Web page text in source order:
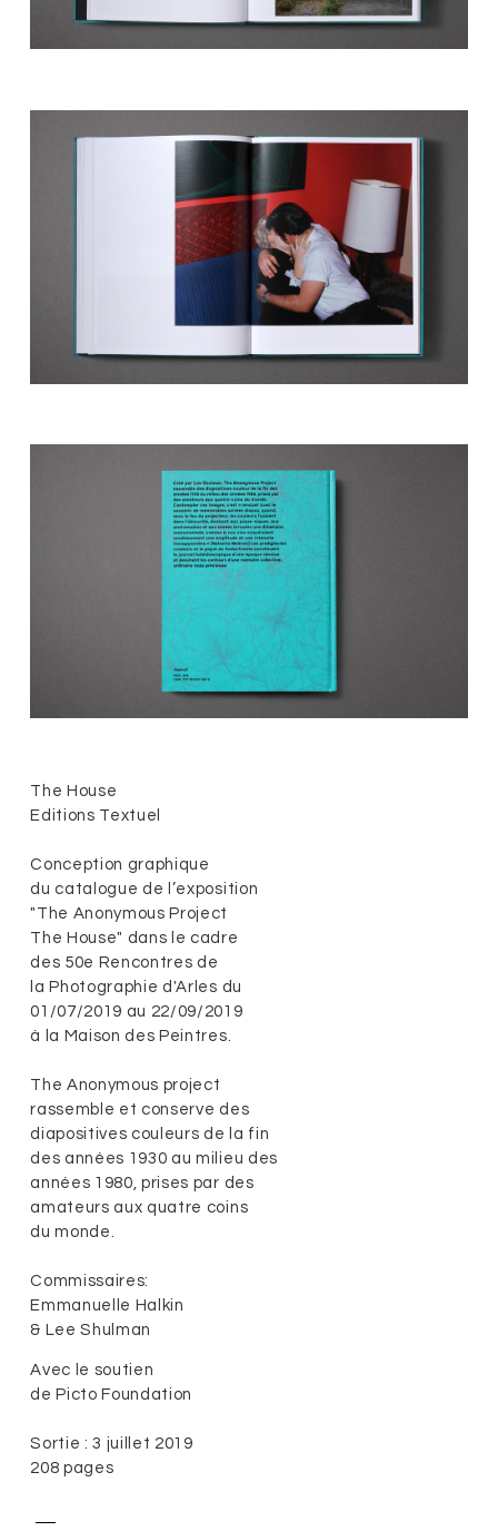
The House
Editions Textuel
Conception graphique
du catalogue de l’exposition
"The Anonymous Project
The House" dans le cadre
des 50e Rencontres de
la Photographie d'Arles du
01/07/2019 au 22/09/2019
à la Maison des Peintres.
The Anonymous project
rassemble et conserve des
diapositives couleurs de la fin
des années 1930 au milieu des
années 1980, prises par des
amateurs aux quatre coins
du monde.
Commissaires:
Emmanuelle Halkin
& Lee Shulman
Avec le soutien
de Picto Foundation
Sortie : 3 juillet 2019
208 pages